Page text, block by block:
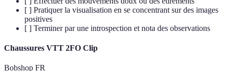
[ ] Pratiquer la visualisation en se concentrant sur des images
positives
[ ] Terminer par une introspection et nota des observations
Chaussures VTT 2FO Clip
Bobshop FR